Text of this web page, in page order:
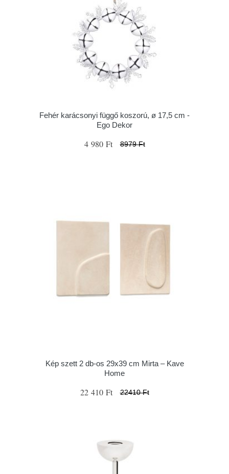
Fehér karácsonyi függő koszorú, ø 17,5 cm -
Ego Dekor
4 980 Ft 8979 Ft
Kép szett 2 db-os 29x39 cm Mirta – Kave
Home
22 410 Ft 22410 Ft